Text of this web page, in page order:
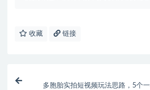
收藏 链接
多胞胎实拍短视频玩法思路，5个